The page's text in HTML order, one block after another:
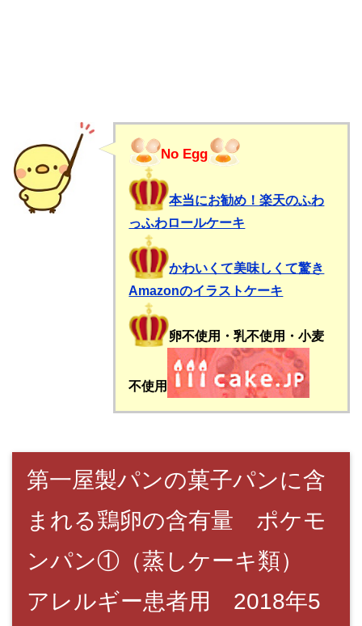
No Egg
本当にお勧め！楽天のふわ
っふわロールケーキ
かわいくて美味しくて驚き
Amazonのイラストケーキ
卵不使用・乳不使用・小麦
不使用
第一屋製パンの菓子パンに含
まれる鶏卵の含有量 ポケモ
ンパン①（蒸しケーキ類）
アレルギー患者用 2018年5